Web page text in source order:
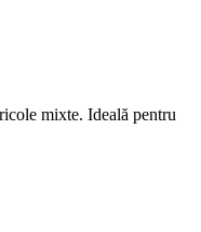
mixte. Ideală pentru